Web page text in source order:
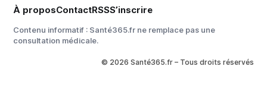
À proposContactRSSS’inscrire
Contenu informatif : Santé365.fr ne remplace pas une
consultation médicale.
© 2026 Santé365.fr – Tous droits réservés